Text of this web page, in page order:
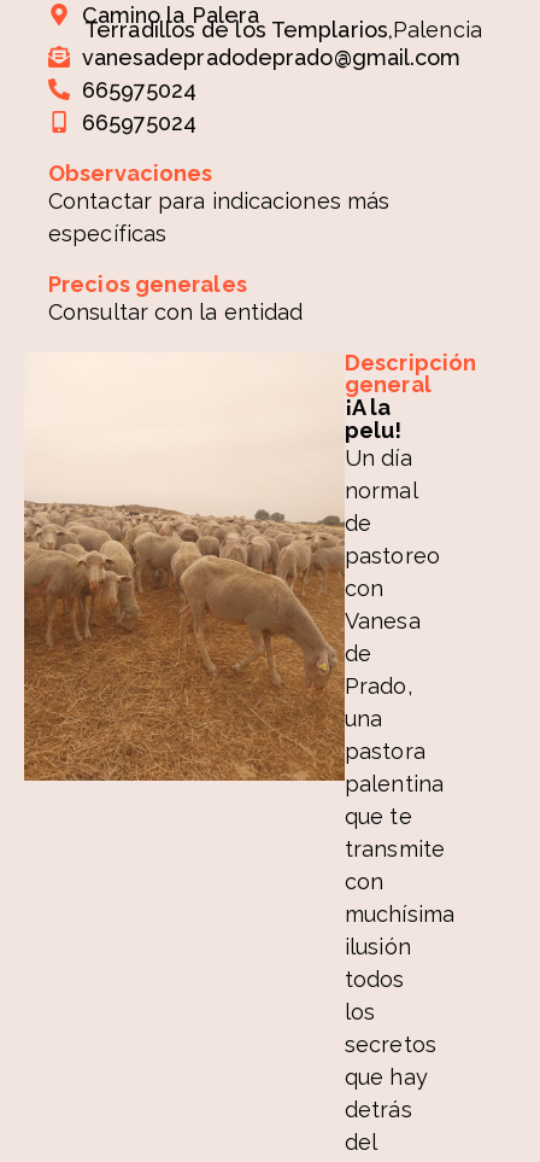
Camino la Palera
Terradillos de los Templarios,Palencia
vanesadepradodeprado@gmail.com
665975024
665975024
Observaciones
Contactar para indicaciones más
específicas
Precios generales
Consultar con la entidad
Descripción
general
¡A la
pelu!
Un día
normal
de
pastoreo
con
Vanesa
de
Prado,
una
pastora
palentina
que te
transmite
con
muchísima
ilusión
todos
los
secretos
que hay
detrás
del